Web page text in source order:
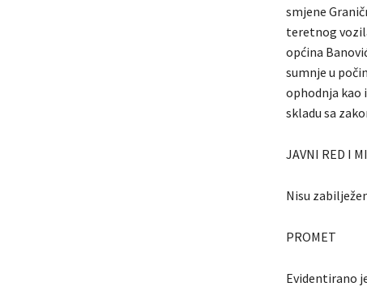
smjene
teretnog
općina
sumnje u
ophodnja kao
skladu sa
JAVNI RED I
Nisu
PROMET
Evidentirano